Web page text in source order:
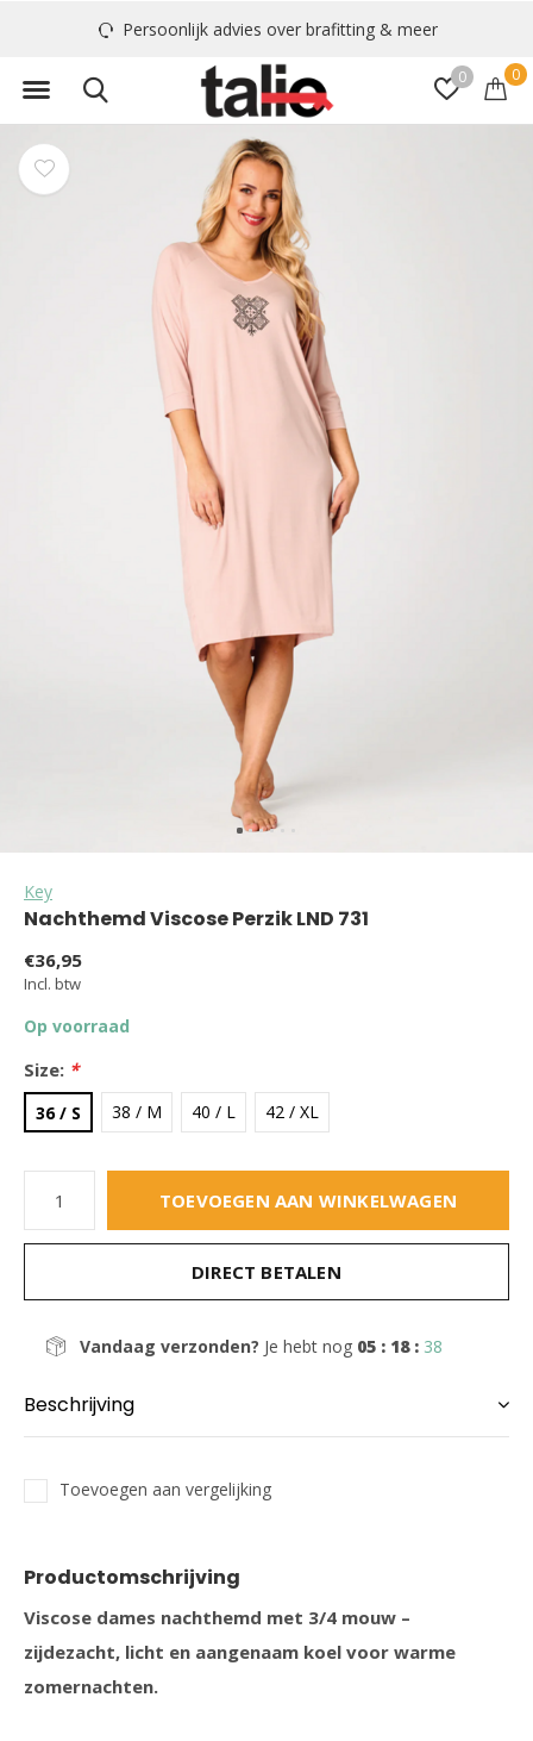
0 0
Persoonlijk advies over brafitting & meer
Key
Nachthemd Viscose Perzik LND 731
€36,95
Incl. btw
Op voorraad
Size: *
36 / S 38 / M 40 / L 42 / XL
TOEVOEGEN AAN WINKELWAGEN
DIRECT BETALEN
Vandaag verzonden? Je hebt nog 05 : 18 : 37
Beschrijving
Toevoegen aan vergelijking
Productomschrijving
Viscose dames nachthemd met 3/4 mouw –
zijdezacht, licht en aangenaam koel voor warme
zomernachten.